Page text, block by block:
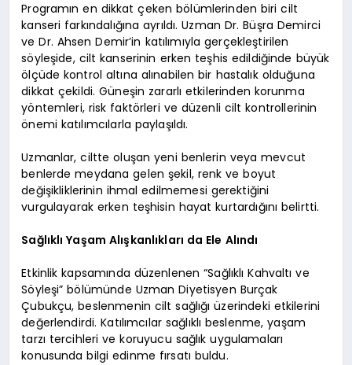
Programın en dikkat çeken bölümlerinden biri cilt
kanseri farkındalığına ayrıldı. Uzman Dr. Büşra Demirci
ve Dr. Ahsen Demir’in katılımıyla gerçekleştirilen
söyleşide, cilt kanserinin erken teşhis edildiğinde büyük
ölçüde kontrol altına alınabilen bir hastalık olduğuna
dikkat çekildi. Güneşin zararlı etkilerinden korunma
yöntemleri, risk faktörleri ve düzenli cilt kontrollerinin
önemi katılımcılarla paylaşıldı.
Uzmanlar, ciltte oluşan yeni benlerin veya mevcut
benlerde meydana gelen şekil, renk ve boyut
değişikliklerinin ihmal edilmemesi gerektiğini
vurgulayarak erken teşhisin hayat kurtardığını belirtti.
Sağlıklı Yaşam Alışkanlıkları da Ele Alındı
Etkinlik kapsamında düzenlenen “Sağlıklı Kahvaltı ve
Söyleşi” bölümünde Uzman Diyetisyen Burçak
Çubukçu, beslenmenin cilt sağlığı üzerindeki etkilerini
değerlendirdi. Katılımcılar sağlıklı beslenme, yaşam
tarzı tercihleri ve koruyucu sağlık uygulamaları
konusunda bilgi edinme fırsatı buldu.